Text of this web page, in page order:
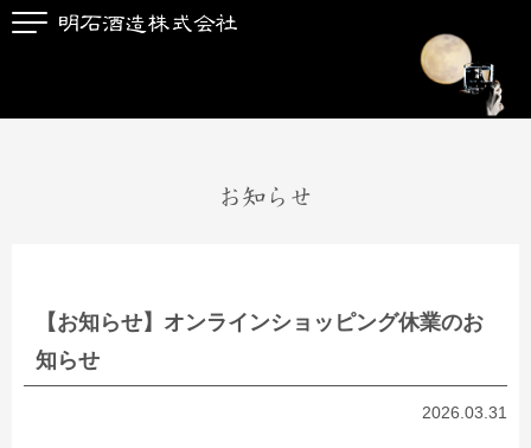
お知らせ
【お知らせ】オンラインショッピング休業のお
知らせ
2026.03.31